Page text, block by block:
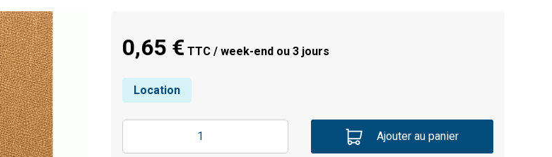
0,65 € TTC / week-end ou 3 jours
Location
Ajouter au panier